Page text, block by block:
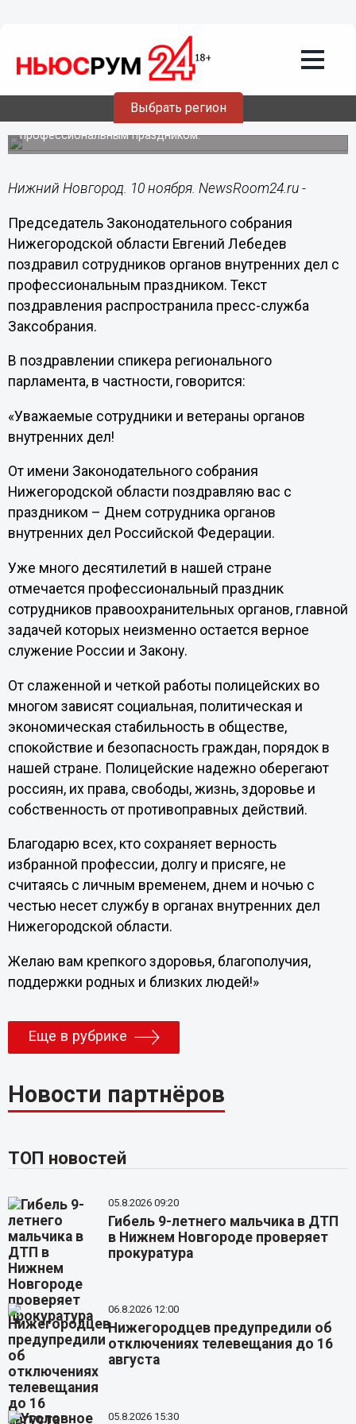
Выбрать регион
россиян, их права, свободы, жизнь,
здоровье и собственность, - Евгений
Председатель Заксобрания Нижегородской области
поздравил сотрудников органов внутренних дел с
профессиональным праздником.
Нижний Новгород. 10 ноября. NewsRoom24.ru -
Председатель Законодательного собрания
Нижегородской области Евгений Лебедев
поздравил сотрудников органов внутренних дел с
профессиональным праздником. Текст
поздравления распространила пресс-служба
Заксобрания.
В поздравлении спикера регионального
парламента, в частности, говорится:
«Уважаемые сотрудники и ветераны органов
внутренних дел!
От имени Законодательного собрания
Нижегородской области поздравляю вас с
праздником – Днем сотрудника органов
внутренних дел Российской Федерации.
Уже много десятилетий в нашей стране
отмечается профессиональный праздник
сотрудников правоохранительных органов, главной
задачей которых неизменно остается верное
служение России и Закону.
От слаженной и четкой работы полицейских во
многом зависят социальная, политическая и
экономическая стабильность в обществе,
спокойствие и безопасность граждан, порядок в
нашей стране. Полицейские надежно оберегают
россиян, их права, свободы, жизнь, здоровье и
собственность от противоправных действий.
Благодарю всех, кто сохраняет верность
избранной профессии, долгу и присяге, не
считаясь с личным временем, днем и ночью с
честью несет службу в органах внутренних дел
Нижегородской области.
Желаю вам крепкого здоровья, благополучия,
поддержки родных и близких людей!»
Еще в рубрике
Новости партнёров
ТОП новостей
05.8.2026 09:20
Гибель 9-летнего мальчика в ДТП
в Нижнем Новгороде проверяет
прокуратура
06.8.2026 12:00
Нижегородцев предупредили об
отключениях телевещания до 16
августа
05.8.2026 15:30